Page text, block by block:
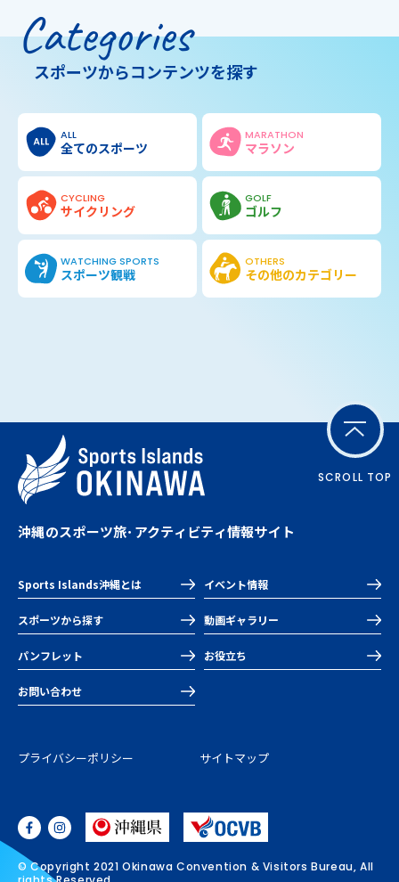
Categories
スポーツからコンテンツを探す
ALL
全てのスポーツ
MARATHON
マラソン
CYCLING
サイクリング
GOLF
ゴルフ
WATCHING SPORTS
スポーツ観戦
OTHERS
その他のカテゴリー
SCROLL TOP
沖縄のスポーツ旅･アクティビティ情報サイト
Sports Islands沖縄とは イベント情報
スポーツから探す 動画ギャラリー
パンフレット お役立ち
お問い合わせ
プライバシーポリシー サイトマップ
© Copyright 2021 Okinawa Convention & Visitors Bureau, All